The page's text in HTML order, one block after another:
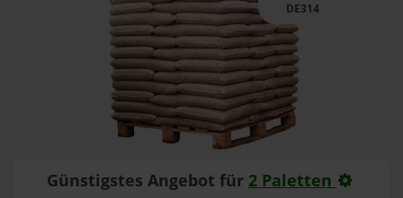
DE314
Günstigstes Angebot für 2 Paletten